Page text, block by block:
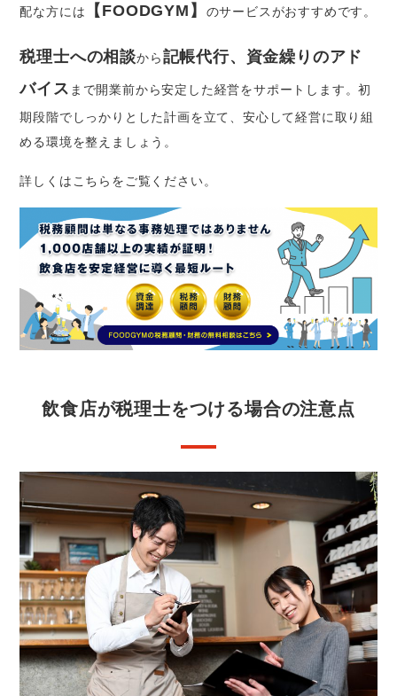
配な方には 【FOODGYM】 のサービスがおすすめです。
税理士への相談から記帳代行、資金繰りのアド
バイス まで開業前から安定した経営をサポートします。初
期段階でしっかりとした計画を立て、安心して経営に取り組
める環境を整えましょう。
詳しくはこちらをご覧ください。
飲食店が税理士をつける場合の注意点